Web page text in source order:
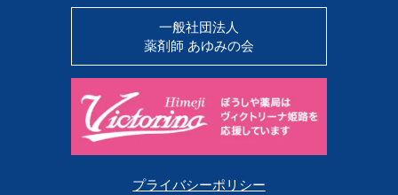
一般社団法人
薬剤師 あゆみの会
プライバシーポリシー